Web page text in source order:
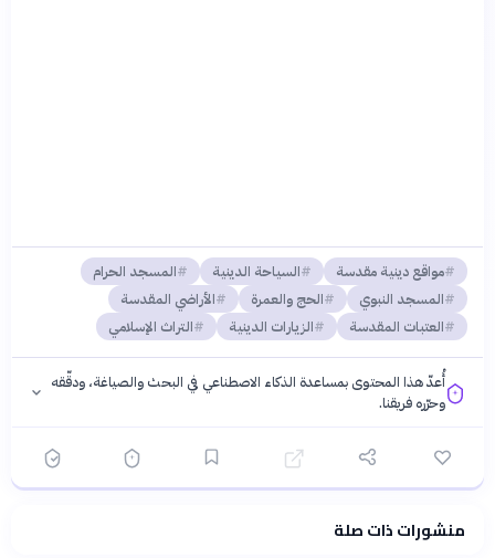
مواقع دينية مقدسة السياحة الدينية
المسجد الحرام
المسجد النبوي
الحج والعمرة
الأراضي المقدسة
العتبات المقدسة
الزيارات الدينية التراث الإسلامي
أُعدّ هذا المحتوى بمساعدة الذكاء الاصطناعي في البحث والصياغة، ودقّقه
وحرّره فريقنا.
فلسفتنا المعرفية· سياسة الذكاء الاصطناعيمنشورات ذات صلة